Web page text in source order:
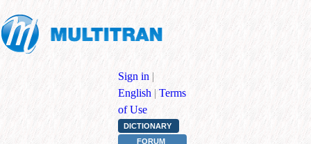
Sign in |
English | Terms
of Use
DICTIONARY
FORUM